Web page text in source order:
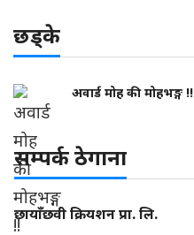
छड्के
अवार्ड मोह की मोहभङ्ग !!
सम्पर्क ठेगाना
छायाँछवी क्रियशन प्रा. लि.